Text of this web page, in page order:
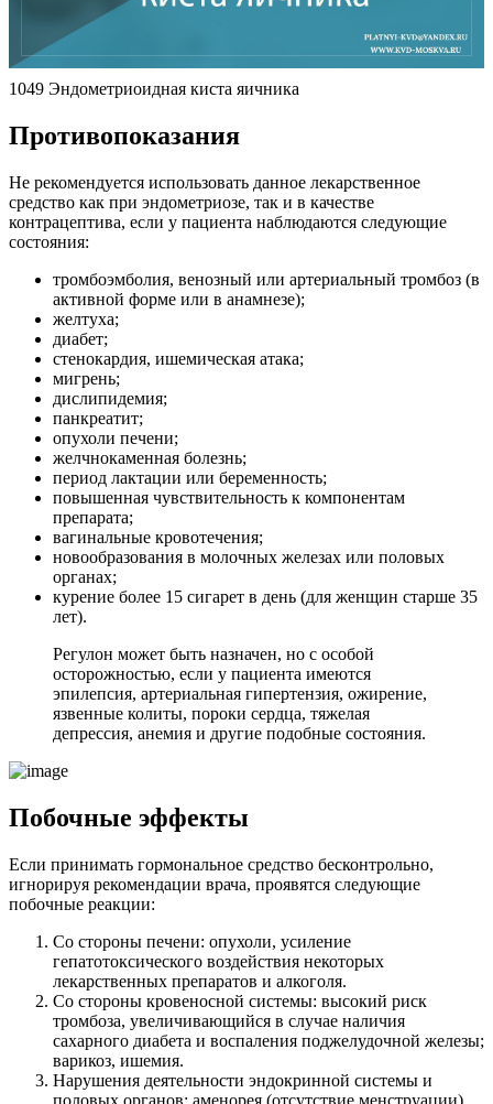
1049 Эндометриоидная киста яичника
Противопоказания
Не рекомендуется использовать данное лекарственное
средство как при эндометриозе, так и в качестве
контрацептива, если у пациента наблюдаются следующие
состояния:
тромбоэмболия, венозный или артериальный тромбоз (в
активной форме или в анамнезе);
желтуха;
диабет;
стенокардия, ишемическая атака;
мигрень;
дислипидемия;
панкреатит;
опухоли печени;
желчнокаменная болезнь;
период лактации или беременность;
повышенная чувствительность к компонентам
препарата;
вагинальные кровотечения;
новообразования в молочных железах или половых
органах;
курение более 15 сигарет в день (для женщин старше 35
лет).
Регулон может быть назначен, но с особой
осторожностью, если у пациента имеются
эпилепсия, артериальная гипертензия, ожирение,
язвенные колиты, пороки сердца, тяжелая
депрессия, анемия и другие подобные состояния.
Побочные эффекты
Если принимать гормональное средство бесконтрольно,
игнорируя рекомендации врача, проявятся следующие
побочные реакции:
Со стороны печени: опухоли, усиление
гепатотоксического воздействия некоторых
лекарственных препаратов и алкоголя.
Со стороны кровеносной системы: высокий риск
тромбоза, увеличивающийся в случае наличия
сахарного диабета и воспаления поджелудочной железы;
варикоз, ишемия.
Нарушения деятельности эндокринной системы и
половых органов: аменорея (отсутствие менструации),